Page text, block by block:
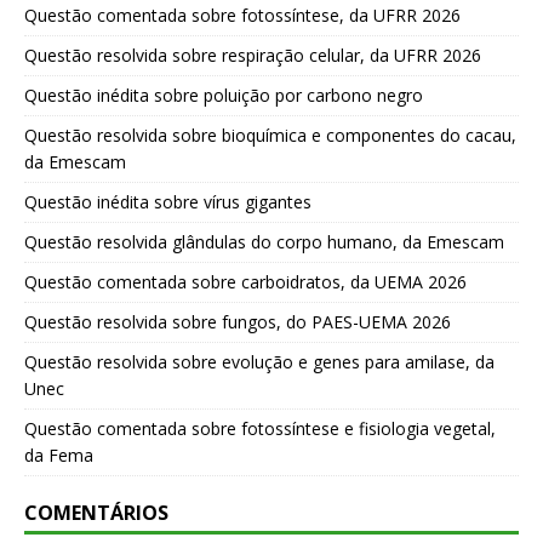
Questão comentada sobre fotossíntese, da UFRR 2026
Questão resolvida sobre respiração celular, da UFRR 2026
Questão inédita sobre poluição por carbono negro
Questão resolvida sobre bioquímica e componentes do cacau,
da Emescam
Questão inédita sobre vírus gigantes
Questão resolvida glândulas do corpo humano, da Emescam
Questão comentada sobre carboidratos, da UEMA 2026
Questão resolvida sobre fungos, do PAES-UEMA 2026
Questão resolvida sobre evolução e genes para amilase, da
Unec
Questão comentada sobre fotossíntese e fisiologia vegetal,
da Fema
COMENTÁRIOS